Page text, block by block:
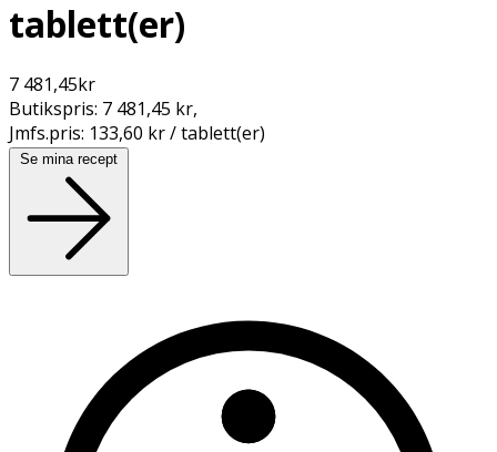
tablett(er)
7 481,45kr
Butikspris: 7 481,45 kr,
Jmfs.pris: 133,60 kr / tablett(er)
Se mina recept